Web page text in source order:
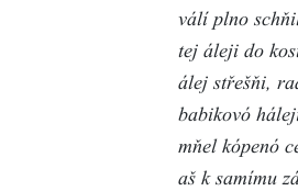
válí plno
tej áleji do
álej střešňi,
babikovó
mňel kópenó
aš k samímu